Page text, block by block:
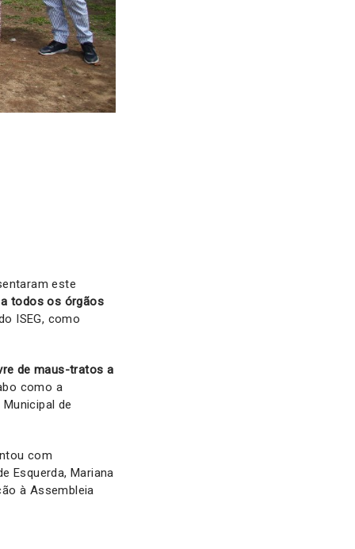
este
a todos os órgãos
ISEG, como
de maus-tratos a
como a
de
com
Esquerda, Mariana
à Assembleia